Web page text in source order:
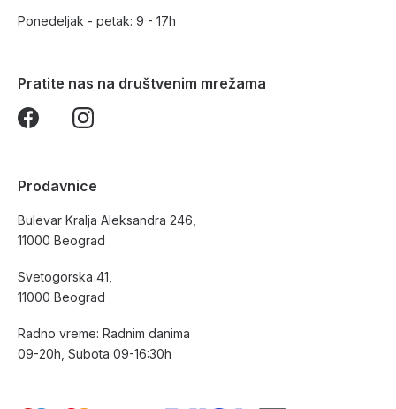
Ponedeljak - petak: 9 - 17h
Pratite nas na društvenim mrežama
Prodavnice
Bulevar Kralja Aleksandra 246,
11000 Beograd
Svetogorska 41,
11000 Beograd
Radno vreme: Radnim danima
09-20h, Subota 09-16:30h